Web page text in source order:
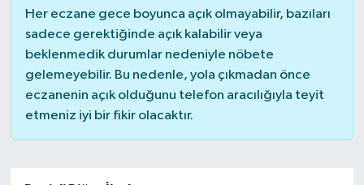
Her eczane gece boyunca açık olmayabilir, bazıları
sadece gerektiğinde açık kalabilir veya
beklenmedik durumlar nedeniyle nöbete
gelemeyebilir. Bu nedenle, yola çıkmadan önce
eczanenin açık olduğunu telefon aracılığıyla teyit
etmeniz iyi bir fikir olacaktır.